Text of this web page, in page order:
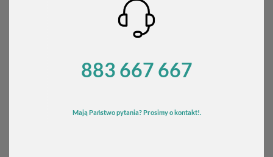
883 667 667
Mają Państwo pytania? Prosimy o kontakt!.